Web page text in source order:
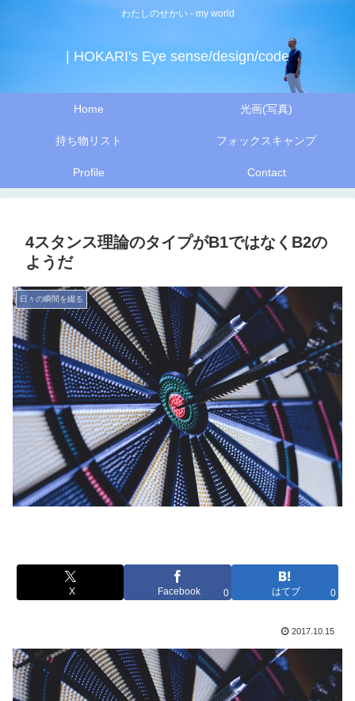
わたしのせかい - my world
| HOKARI's Eye sense/design/code
Home 光画(写真)
持ち物リスト フォックスキャンプ
Profile Contact
4スタンス理論のタイプがB1ではなくB2の
ようだ
日々の瞬間を綴る
X Facebook 0 はてブ 0
2017.10.15